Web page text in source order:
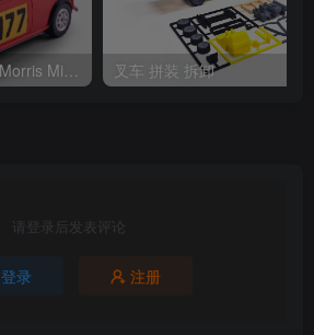
迷你库珀 Fab365 – Morris Mini Cooper-S Rally 叉车 拼装 拆卸
请登录后发表评论
登录 注册